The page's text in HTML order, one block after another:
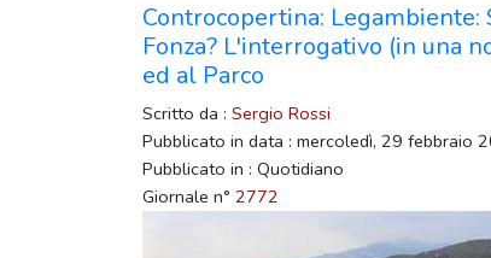
Controcopertina:
Fonza? L'interrogativo (in una
ed al Parco
Scritto da : Sergio Rossi
Pubblicato in data : mercoledì, 29 febbraio
Pubblicato in : Quotidiano
Giornale n° 2772